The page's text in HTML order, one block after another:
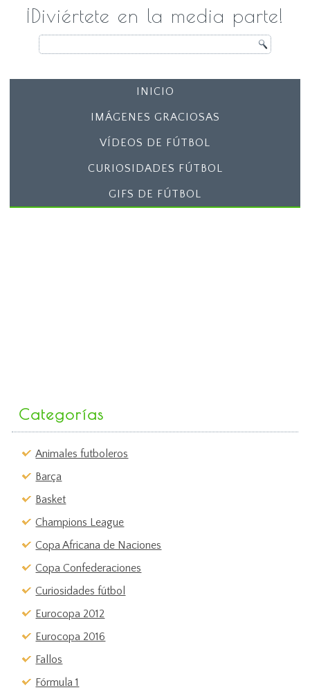
¡Diviértete en la media parte!
INICIO
IMÁGENES GRACIOSAS
VÍDEOS DE FÚTBOL
CURIOSIDADES FÚTBOL
GIFS DE FÚTBOL
Categorías
Animales futboleros
Barça
Basket
Champions League
Copa Africana de Naciones
Copa Confederaciones
Curiosidades fútbol
Eurocopa 2012
Eurocopa 2016
Fallos
Fórmula 1